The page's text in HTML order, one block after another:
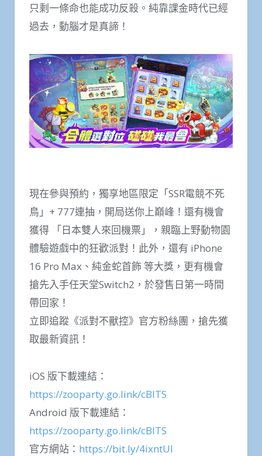
只剩一條命也能成功反殺。純靠課金時代已經
過去，動腦才是真諦！
現在參與預約，獨享地區限定「SSR電競不死
鳥」+ 777連抽，開局送你上巔峰！還有機會
獲得 「日本雙人來回機票」，親臨上野動物園
體驗遊戲中的狂歡派對！此外，還有 iPhone
16 Pro Max、純金蛇首飾 等大獎，更有機會
搶先入手任天堂Switch2，於發售日第一時間
帶回家！
立即追蹤《派對不獸控》官方粉絲團，搶先獲
取最新資訊！
iOS 版下載連結：
https://zooparty.go.link/cBlTS
Android 版下載連結：
https://zooparty.go.link/cBlTS
官方網站： https://bit.ly/4ixntUI